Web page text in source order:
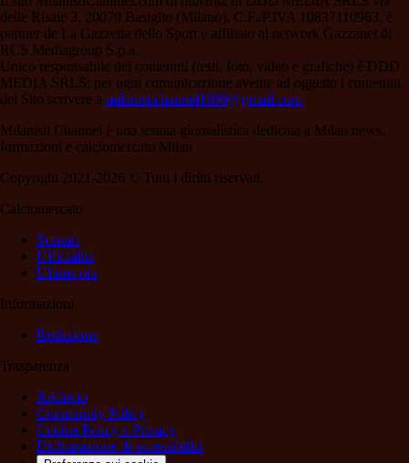
delle Risaie 3, 20079 Basiglio (Milano), C.F./P.IVA 10837110963, è
partner de La Gazzetta dello Sport e affiliato al network Gazzanet di
RCS Mediagroup S.p.a..
Unico responsabile dei contenuti (testi, foto, video e grafiche) è DDD
MEDIA SRLS; per ogni comunicazione avente ad oggetto i contenuti
del Sito scrivere a milanistichannel1899@gmail.com
Milanisti Channel è una testata giornalistica dedicata a Milan news,
formazioni e calciomercato Milan
Copyright 2021-2026 © Tutti i diritti riservati.
Calciomercato
Scenari
Ufficialità
Ultima ora
Informazioni
Redazione
Trasparenza
Archivio
Community Policy
Cookie Policy e Privacy
Dichiarazione di accessibilità